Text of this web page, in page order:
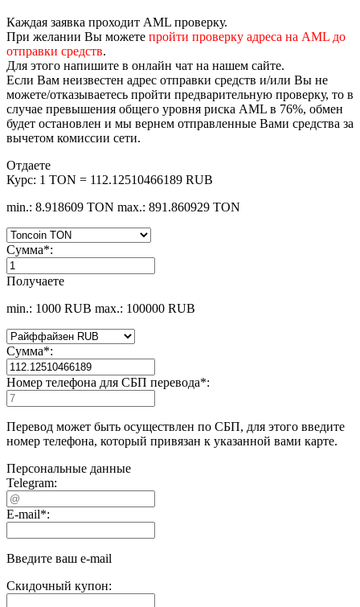
Каждая заявка проходит AML проверку.
При желании Вы можете пройти проверку адреса на AML до
отправки средств.
Для этого напишите в онлайн чат на нашем сайте.
Если Вам неизвестен адрес отправки средств и/или Вы не
можете/отказываетесь пройти предварительную проверку, то в
случае превышения общего уровня риска AML в 76%, обмен
будет остановлен и мы вернем отправленные Вами средства за
вычетом комиссии сети.
Отдаете
Курс: 1 TON = 112.12510466189 RUB
min.: 8.918609 TON max.: 891.860929 TON
Сумма*:
Получаете
min.: 1000 RUB max.: 100000 RUB
Сумма*:
Номер телефона для СБП перевода*:
Перевод может быть осуществлен по СБП, для этого введите
номер телефона, который привязан к указанной вами карте.
Персональные данные
Telegram:
E-mail*:
Введите ваш e-mail
Скидочный купон: